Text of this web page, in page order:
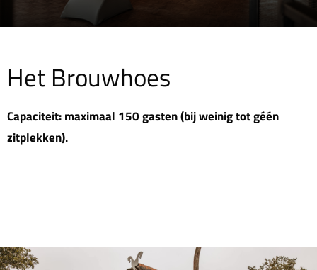
Het Brouwhoes
Capaciteit: maximaal 150 gasten (bij weinig tot géén
zitplekken).